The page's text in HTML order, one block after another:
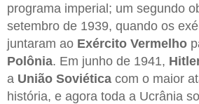
programa imperial; um segundo
setembro de 1939, quando os
juntaram ao Exército Vermelho
Polônia. Em junho de 1941,
a União Soviética com o maior
história, e agora toda a Ucrânia